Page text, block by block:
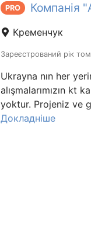
PRO Компанія
Кременчук
Зареєстрований рік
Ukrayna nın her
alışmalarımızın kt
yoktur. Projeniz ve
Докладніше